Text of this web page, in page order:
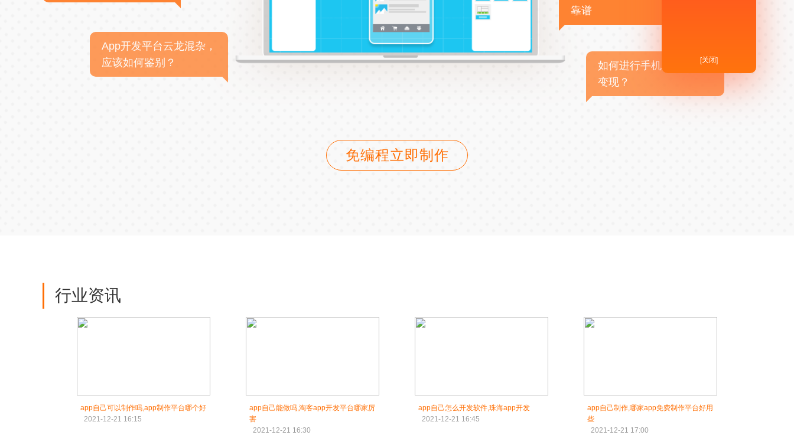
App开发平台云龙混杂，
应该如何鉴别？
靠谱
如何进行手机APP商业
变现？
免编程立即制作
行业资讯
app自己可以制作吗,app制作平台哪个好
2021-12-21 16:15
app自己能做吗,淘客app开发平台哪家厉
害
2021-12-21 16:30
app自己怎么开发软件,珠海app开发
2021-12-21 16:45
app自己制作,哪家app免费制作平台好用
些
2021-12-21 17:00
[关闭]